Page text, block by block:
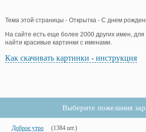
Тема этой страницы - Открытка - С днем
На сайте есть еще более 2000 других имен,
найти красивые картинки с именами.
Как скачивать картинки - инструкция
Выберите пожелания
Доброе утро (1384 шт.)